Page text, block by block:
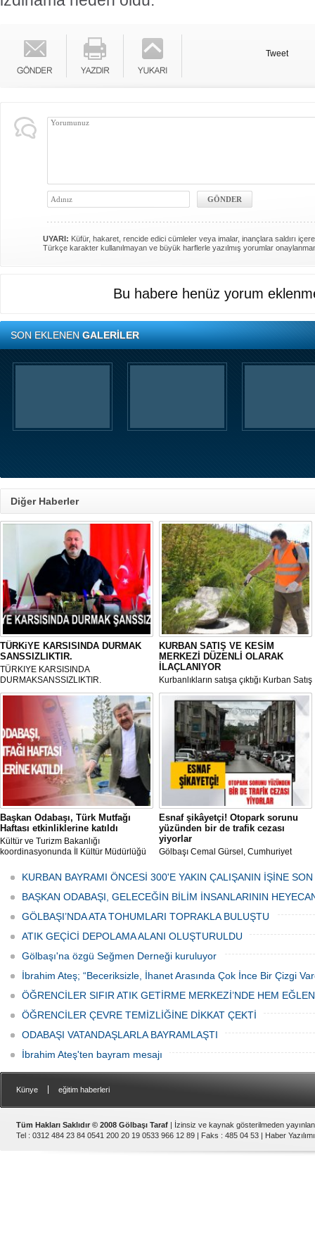
Tweet
UYARI: Küfür, hakaret, rencide edici cümleler veya imalar, inançlara saldırı
Türkçe karakter kullanılmayan ve büyük harflerle yazılmış yorumlar
Bu habere henüz yorum
SON EKLENENGALERİLER
Diğer Haberler
TÜRKiYE KARSISINDA DURMAK
SANSSIZLIKTIR.
TÜRKIYE KARSISINDA
DURMAKSANSSIZLIKTIR.
KURBAN SATIŞ VE KESİM
MERKEZİ DÜZENLİ OLARAK
İLAÇLANIYOR
Kurbanlıkların satışa çıktığı Kurban Satış
ve Kesim Merkezi, haşere ve
mikropların önüne geçilmesi amacıyla
her gün Gölbaşı Belediyesi ekipleri
tarafından düzenli olarak ilaçlanıyor.
Başkan Odabaşı, Türk Mutfağı
Haftası etkinliklerine katıldı
Kültür ve Turizm Bakanlığı
koordinasyonunda İl Kültür Müdürlüğü
Haftası" etkinlikleri Ankara'da devam
ediyor.
Esnaf şikâyetçi! Otopark sorunu
yüzünden bir de trafik cezası
yiyorlar
Gölbaşı Cemal Gürsel, Cumhuriyet
bulunan esnaf ve alışverişe gelen
vatandaşlar park cezaları yüzünden
canından bezdi.
KURBAN BAYRAMI ÖNCESİ 300'E YAKIN ÇALIŞANIN İŞİNE
BAŞKAN ODABAŞI, GELECEĞİN BİLİM İNSANLARININ
GÖLBAŞI’NDA ATA TOHUMLARI TOPRAKLA BULUŞTU
ATIK GEÇİCİ DEPOLAMA ALANI OLUŞTURULDU
Gölbaşı'na özgü Seğmen Derneği kuruluyor
İbrahim Ateş; “Beceriksizle, İhanet Arasında Çok İnce Bir Çizgi
ÖĞRENCİLER SIFIR ATIK GETİRME MERKEZİ’NDE HEM
ÖĞRENCİLER ÇEVRE TEMİZLİĞİNE DİKKAT ÇEKTİ
ODABAŞI VATANDAŞLARLA BAYRAMLAŞTI
İbrahim Ateş'ten bayram mesajı
Künye eğitim haberleri
Tüm Hakları Saklıdır © 2008 Gölbaşı Taraf | İzinsiz ve kaynak gösterilmeden
Tel : 0312 484 23 84 0541 200 20 19 0533 966 12 89 | Faks : 485 04 53 | Haber Yazılımı